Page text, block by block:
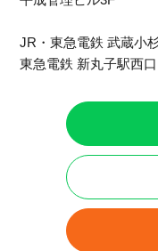
JR・東急電鉄 武蔵小
東急電鉄 新丸子駅西